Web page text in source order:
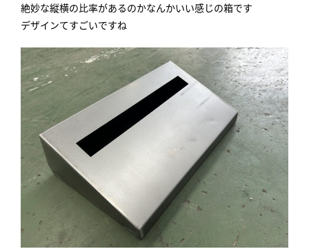
絶妙な縦横の比率があるのかなんかいい感じの箱です
デザインてすごいですね